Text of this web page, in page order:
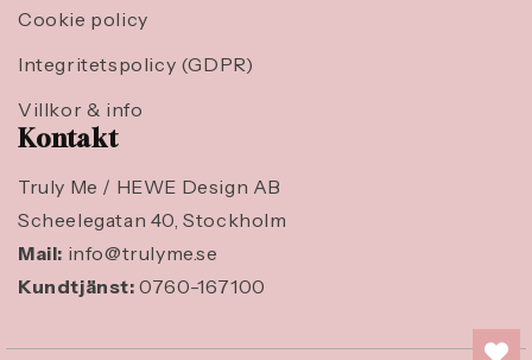
Cookie policy
Integritetspolicy (GDPR)
Villkor & info
Kontakt
Truly Me / HEWE Design AB
Scheelegatan 40, Stockholm
Mail: info@trulyme.se
Kundtjänst: 0760-167100